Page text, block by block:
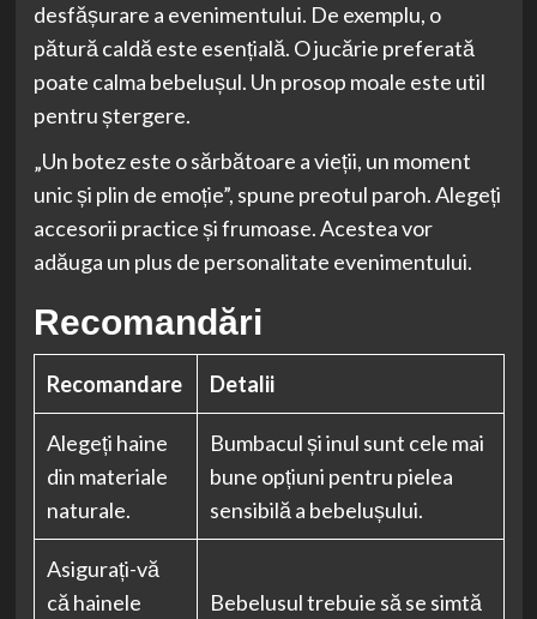
desfășurare a evenimentului. De exemplu, o
pătură caldă este esențială. O jucărie preferată
poate calma bebelușul. Un prosop moale este util
pentru ștergere.
„Un botez este o sărbătoare a vieții, un moment
unic și plin de emoție”, spune preotul paroh. Alegeți
accesorii practice și frumoase. Acestea vor
adăuga un plus de personalitate evenimentului.
Recomandări
Recomandare Detalii
Alegeți haine
din materiale
naturale.
Bumbacul și inul sunt cele mai
bune opțiuni pentru pielea
sensibilă a bebelușului.
Asigurați-vă
că hainele
Bebelusul trebuie să se simtă